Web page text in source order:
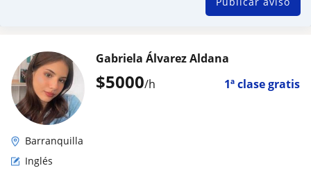
$5000/h 1ª clase gratis
Gabriela Álvarez Aldana
Barranquilla
Inglés